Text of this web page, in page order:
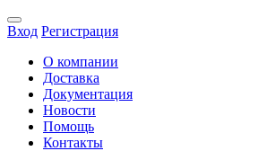
Вход Регистрация
О компании
Доставка
Документация
Новости
Помощь
Контакты